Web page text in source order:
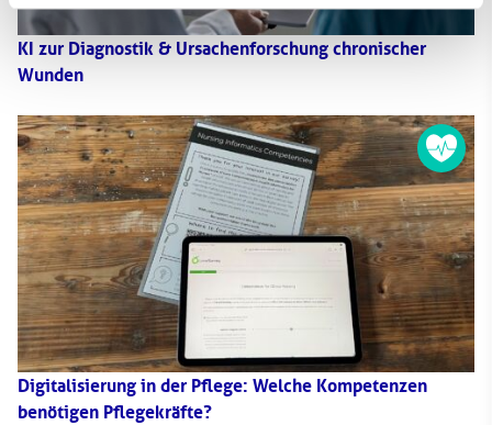
KI zur Diagnostik & Ursachenforschung chronischer
Wunden
Digitalisierung in der Pflege: Welche Kompetenzen
benötigen Pflegekräfte?